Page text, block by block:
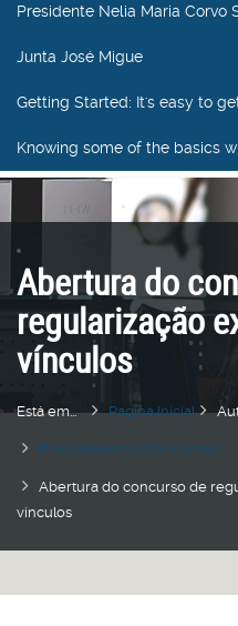
Presidente Nelia Maria Corvo
Junta José Migue
Getting Started: It's easy to
Knowing some of the basics
Abertura do
regularização
vínculos
Está em... Pagina Inicial
Procedimentos Concursais
Abertura do concurso de
vínculos